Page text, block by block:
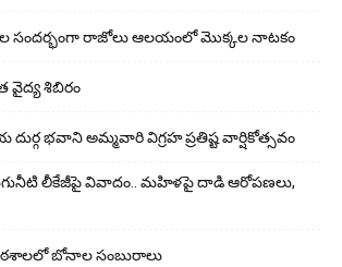
సందర్భంగా రాజోలు ఆలయంలో మొక్కల నాటకం
వైద్య శిబిరం
దుర్గ భవాని అమ్మవారి విగ్రహ ప్రతిష్ట వార్షికోత్సవం
లీకేజీపై వివాదం.. మహిళపై దాడి ఆరోపణలు,
బోనాల సంబురాలు